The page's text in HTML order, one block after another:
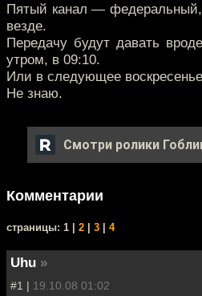
Пятый канал — федеральный,
везде.
Передачу будут давать
утром, в 09:10.
Или в следующее
Не знаю.
Смотри ролики
Комментарии
cтраницы: 1 | 2 3 4
Uhu »
#1 | 19.10.08 01:02